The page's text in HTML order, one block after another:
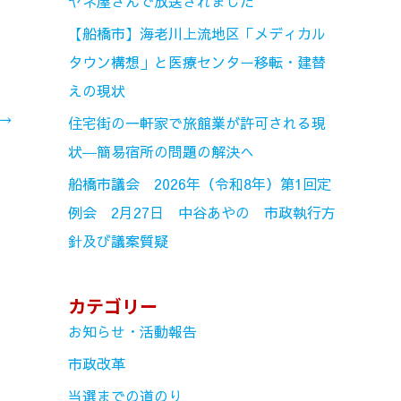
【船橋市】海老川上流地区「メディカル
タウン構想」と医療センター移転・建替
えの現状
住宅街の一軒家で旅館業が許可される現
状―簡易宿所の問題の解決へ
船橋市議会 2026年（令和8年）第1回定
例会 2月27日 中谷あやの 市政執行方
針及び議案質疑
カテゴリー
お知らせ・活動報告
市政改革
当選までの道のり